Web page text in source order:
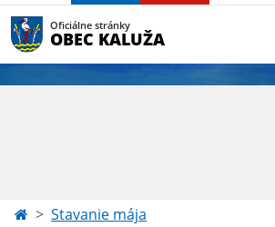
Oficiálne stránky
OBEC KALUŽA
Stavanie mája